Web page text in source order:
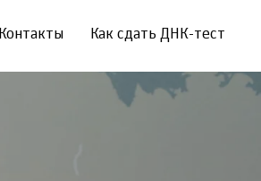
Контакты Как сдать ДНК-тест